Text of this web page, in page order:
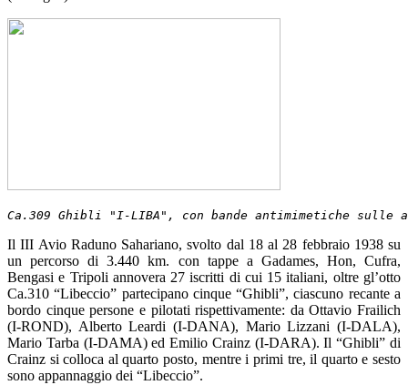
Ca.309 Ghibli "I-LIBA", con bande antimimetiche
Il III Avio Raduno Sahariano, svolto dal 18 al 28 febbraio 1938 su
un percorso di 3.440 km. con tappe a Gadames, Hon, Cufra,
Bengasi e Tripoli annovera 27 iscritti di cui 15 italiani, oltre gl’otto
Ca.310 “Libeccio” partecipano cinque “Ghibli”, ciascuno recante a
bordo cinque persone e pilotati rispettivamente: da Ottavio Frailich
(I-ROND), Alberto Leardi (I-DANA), Mario Lizzani (I-DALA),
Mario Tarba (I-DAMA) ed Emilio Crainz (I-DARA). Il “Ghibli” di
Crainz si colloca al quarto posto, mentre i primi tre, il quarto e sesto
sono appannaggio dei “Libeccio”.